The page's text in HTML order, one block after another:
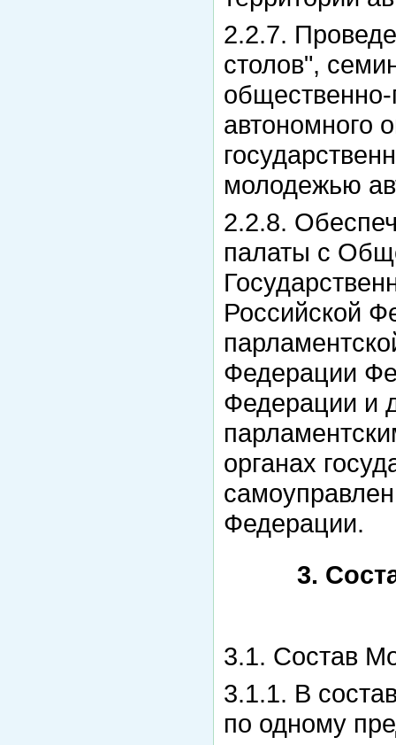
2.2.7.
столов",
автономного
молодежью
2.2.8.
палаты с
Российской
Федерации
Федерации и
органах
Федерации.
3.
3.1. Состав
3.1.1. В
по одному